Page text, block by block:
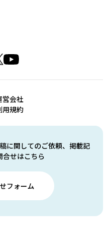
に関してのご依頼、掲載記
合せはこちら
フォーム
営会社
用規約